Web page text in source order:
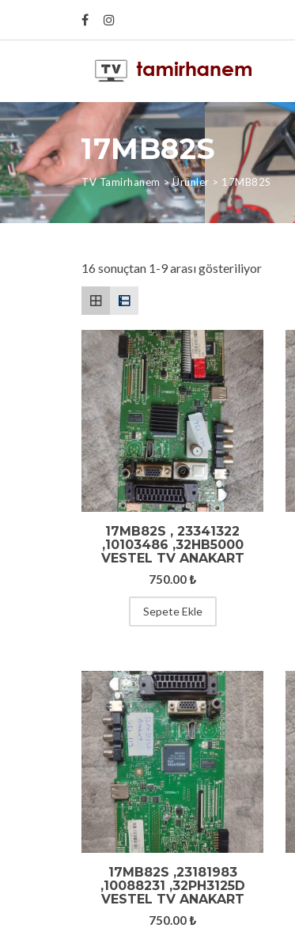
17MB82S
TV Tamirhanem >Ürünler > 17MB82S
16 sonuçtan 1-9 arası gösteriliyor
17MB82S , 23341322
,10103486 ,32HB5000
VESTEL TV ANAKART
750.00₺
Sepete Ekle
17MB82S ,23181983
,10088231 ,32PH3125D
VESTEL TV ANAKART
750.00₺